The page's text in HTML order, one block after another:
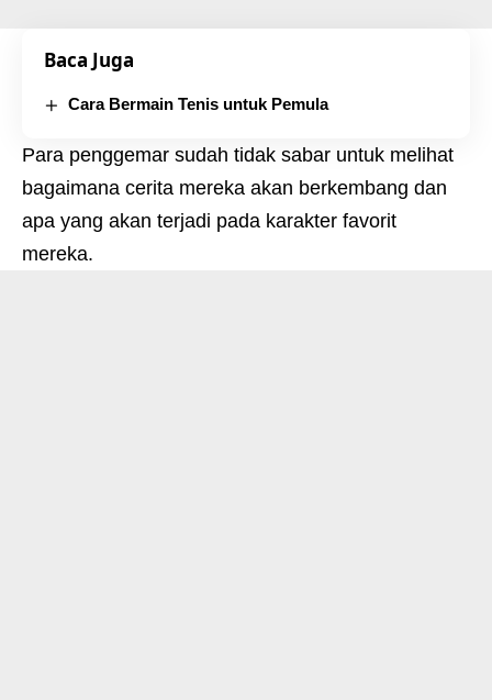
Baca Juga
Cara Bermain Tenis untuk Pemula
Para penggemar sudah tidak sabar untuk melihat
bagaimana cerita mereka akan berkembang dan
apa yang akan terjadi pada karakter favorit
mereka.